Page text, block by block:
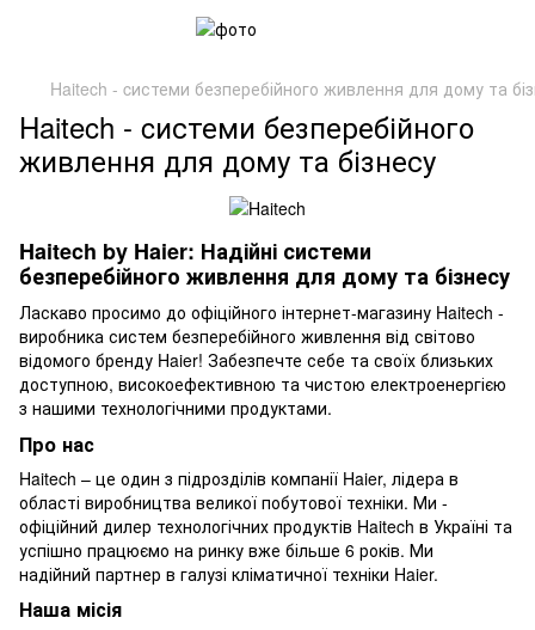
Haitech - cистеми безперебійного живлення для дому та
Haitech - cистеми безперебійного
живлення для дому та бізнесу
Haitech by Haier: Надійні системи
безперебійного живлення для дому та бізнесу
Ласкаво просимо до офіційного інтернет-магазину Haitech -
виробника систем безперебійного живлення від світово
відомого бренду Haier! Забезпечте себе та своїх близьких
доступною, високоефективною та чистою електроенергією
з нашими технологічними продуктами.
Про нас
Haitech – це один з підрозділів компанії Haier, лідера в
області виробництва великої побутової техніки. Ми -
офіційний дилер технологічних продуктів Haitech в Україні та
успішно працюємо на ринку вже більше 6 років. Ми
надійний партнер в галузі кліматичної техніки Haier.
Наша місія